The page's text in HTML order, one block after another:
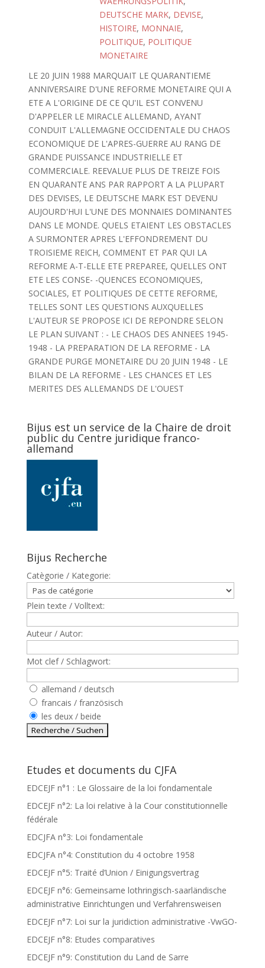
DEUTSCHE MARK, DEVISE,
HISTOIRE, MONNAIE,
POLITIQUE, POLITIQUE
MONETAIRE
LE 20 JUIN 1988 MARQUAIT LE QUARANTIEME
ANNIVERSAIRE D'UNE REFORME MONETAIRE QUI A
ETE A L'ORIGINE DE CE QU'IL EST CONVENU
D'APPELER LE MIRACLE ALLEMAND, AYANT
CONDUIT L'ALLEMAGNE OCCIDENTALE DU CHAOS
ECONOMIQUE DE L'APRES-GUERRE AU RANG DE
GRANDE PUISSANCE INDUSTRIELLE ET
COMMERCIALE. REEVALUE PLUS DE TREIZE FOIS
EN QUARANTE ANS PAR RAPPORT A LA PLUPART
DES DEVISES, LE DEUTSCHE MARK EST DEVENU
AUJOURD'HUI L'UNE DES MONNAIES DOMINANTES
DANS LE MONDE. QUELS ETAIENT LES OBSTACLES
A SURMONTER APRES L'EFFONDREMENT DU
TROISIEME REICH, COMMENT ET PAR QUI LA
REFORME A-T-ELLE ETE PREPAREE, QUELLES ONT
ETE LES CONSE- -QUENCES ECONOMIQUES,
SOCIALES, ET POLITIQUES DE CETTE REFORME,
TELLES SONT LES QUESTIONS AUXQUELLES
L'AUTEUR SE PROPOSE ICI DE REPONDRE SELON
LE PLAN SUIVANT : - LE CHAOS DES ANNEES 1945-
1948 - LA PREPARATION DE LA REFORME - LA
GRANDE PURGE MONETAIRE DU 20 JUIN 1948 - LE
BILAN DE LA REFORME - LES CHANCES ET LES
MERITES DES ALLEMANDS DE L'OUEST
Bijus est un service de la Chaire de droit
public du Centre juridique franco-
allemand
Bijus Recherche
Catègorie / Kategorie:
Plein texte / Volltext:
Auteur / Autor:
Mot clef / Schlagwort:
allemand / deutsch
francais / französisch
les deux / beide
Etudes et documents du CJFA
EDCEJF n°1 : Le Glossaire de la loi fondamentale
EDCEJF n°2: La loi relative à la Cour constitutionnelle
fédérale
EDCJFA n°3: Loi fondamentale
EDCJFA n°4: Constitution du 4 octobre 1958
EDCEJF n°5: Traité d’Union / Einigungsvertrag
EDCEJF n°6: Gemeinsame lothringisch-saarländische
administrative Einrichtungen und Verfahrensweisen
EDCEJF n°7: Loi sur la juridiction administrative -VwGO-
EDCEJF n°8: Etudes comparatives
EDCEJF n°9: Constitution du Land de Sarre